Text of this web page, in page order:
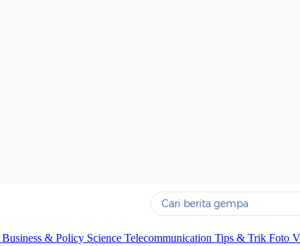
Yang sedang ramai dicari
Business & Policy Science Telecommunication Tips & Trik Foto